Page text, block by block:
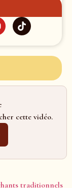
cette vidéo.
traditionnels